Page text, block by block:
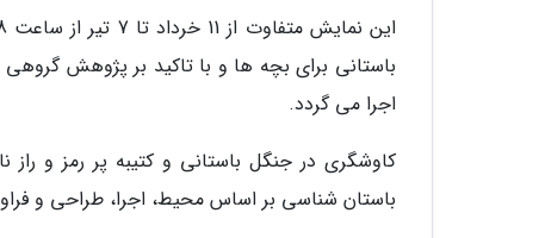
باستانی برای بچه ها و با تاکید بر پژوهش
اجرا می گردد.
کاوشگری در جنگل باستانی و کتیبه پر رمز و
باستان شناسی بر اساس محیط، اجرا، طراحی و